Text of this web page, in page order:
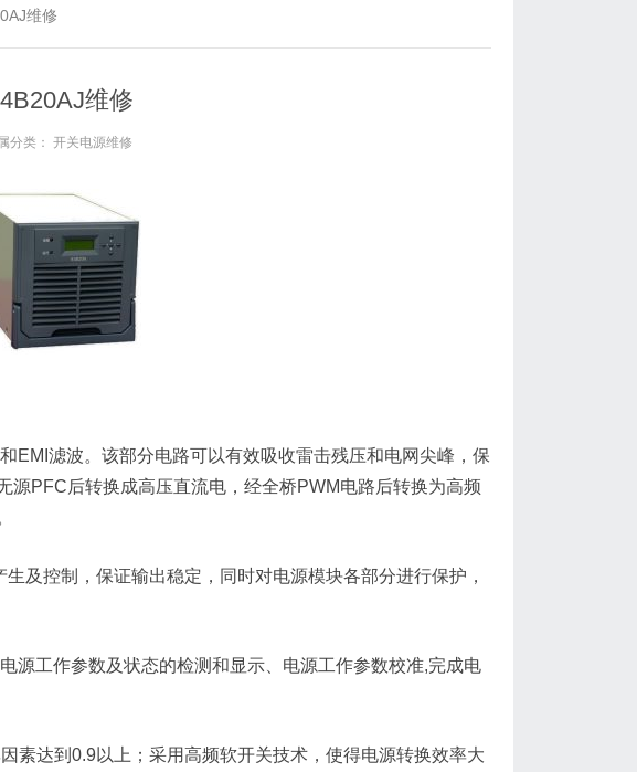
维修
维修
分类： 开关电源维修
EMI滤波。该部分电路可以有效吸收雷击残压和电网尖峰，保
源PFC后转换成高压直流电，经全桥PWM电路后转换为高频
及控制，保证输出稳定，同时对电源模块各部分进行保护，
源工作参数及状态的检测和显示、电源工作参数校准,完成电
素达到0.9以上；采用高频软开关技术，使得电源转换效率大